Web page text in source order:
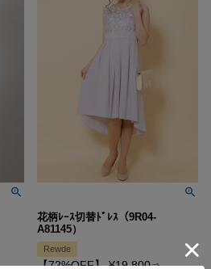
花柄ﾚｰｽ切替ﾄﾞﾚｽ（9R04-
A81145）
Rewde
【72%OFF】 ¥19,800⇒